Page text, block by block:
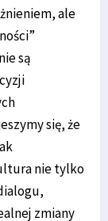
ale
są
się, że
nie tylko
zmiany